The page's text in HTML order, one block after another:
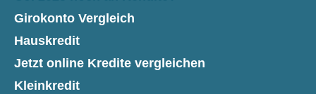
Girokonto Vergleich
Hauskredit
Jetzt online Kredite vergleichen
Kleinkredit